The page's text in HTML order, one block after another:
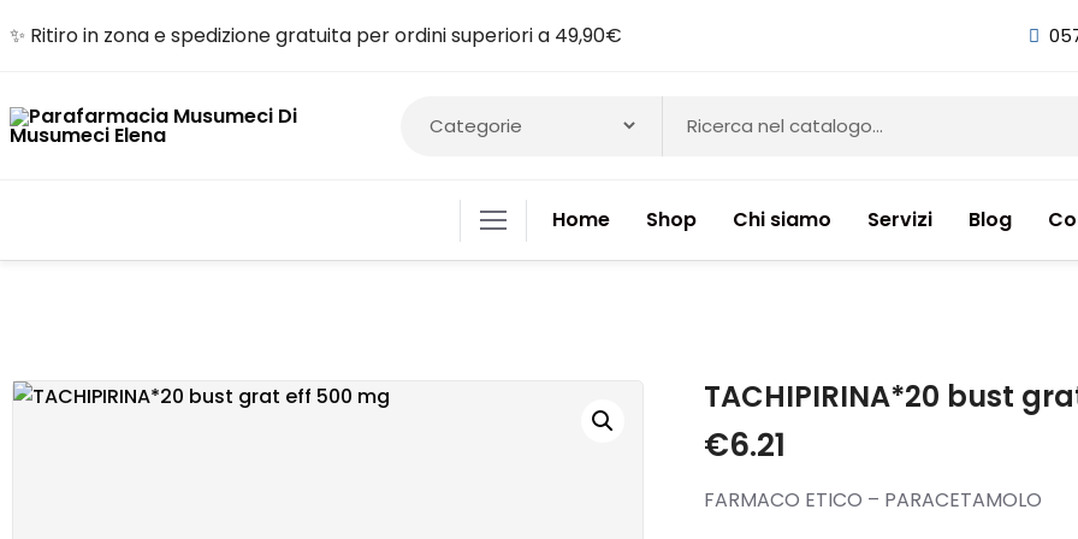
✨ Ritiro in zona e spedizione gratuita per ordini superiori a 49,90€
Home Shop Chi siamo Servizi Blog
TACHIPIRINA*20 bust
€6.21
FARMACO ETICO – PARACETAMOLO